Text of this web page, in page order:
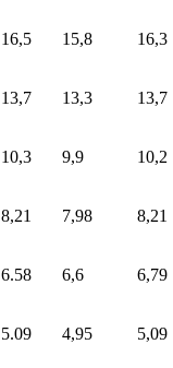
16,5 15,8 16,3
13,7 13,3 13,7
10,3 9,9 10,2
8,21 7,98 8,21
6.58 6,6 6,79
5.09 4,95 5,09